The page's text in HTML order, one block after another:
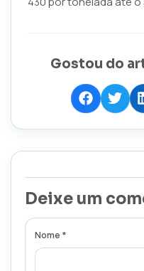
Gostou do
Deixe um
Nome *